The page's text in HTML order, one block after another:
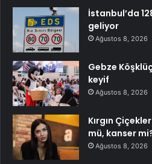
İstanbul’da
geliyor
Ağustos 8, 2026
Gebze
keyif
Ağustos 8, 2026
Kırgın
mü, kanser
Ağustos 8, 2026